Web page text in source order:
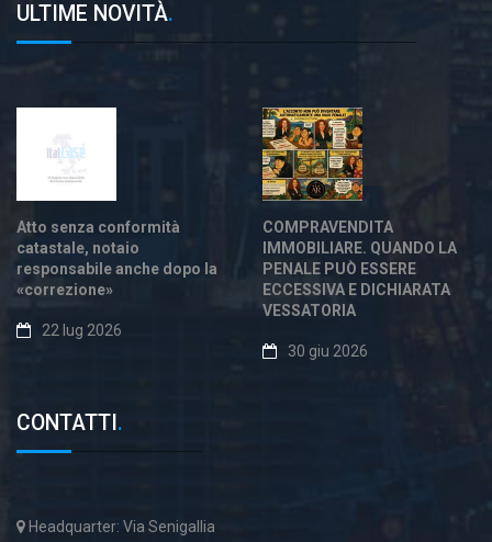
ULTIME NOVITÀ.
Atto senza conformità
catastale, notaio
responsabile anche dopo la
«correzione»
22 lug 2026
COMPRAVENDITA
IMMOBILIARE. QUANDO LA
PENALE PUÒ ESSERE
ECCESSIVA E DICHIARATA
VESSATORIA
30 giu 2026
CONTATTI .
Headquarter: Via Senigallia